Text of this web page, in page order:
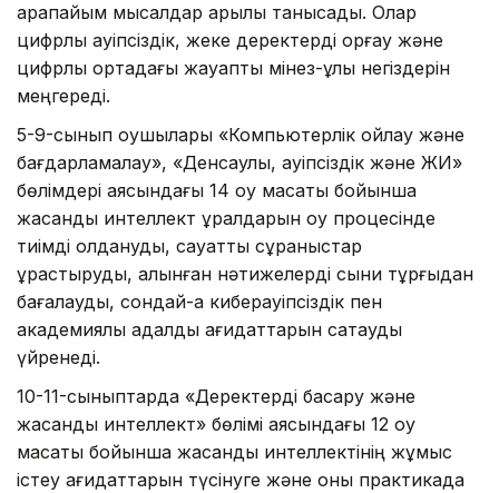
қарапайым мысалдар арқылы танысады. Олар
цифрлық қауіпсіздік, жеке деректерді қорғау және
цифрлық ортадағы жауапты мінез-құлық негіздерін
меңгереді.
5-9-сынып оқушылары «Компьютерлік ойлау және
бағдарламалау», «Денсаулық, қауіпсіздік және ЖИ»
бөлімдері аясындағы 14 оқу мақсаты бойынша
жасанды интеллект құралдарын оқу процесінде
тиімді қолдануды, сауатты сұраныстар
құрастыруды, алынған нәтижелерді сыни тұрғыдан
бағалауды, сондай-ақ киберқауіпсіздік пен
академиялық адалдық қағидаттарын сақтауды
үйренеді.
10-11-сыныптарда «Деректерді басқару және
жасанды интеллект» бөлімі аясындағы 12 оқу
мақсаты бойынша жасанды интеллектінің жұмыс
істеу қағидаттарын түсінуге және оны практикада